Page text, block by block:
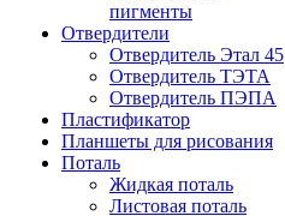
пигменты
Отвердители
Отвердитель Этал 45
Отвердитель ТЭТА
Отвердитель ПЭПА
Пластификатор
Планшеты для рисования
Поталь
Жидкая поталь
Листовая поталь